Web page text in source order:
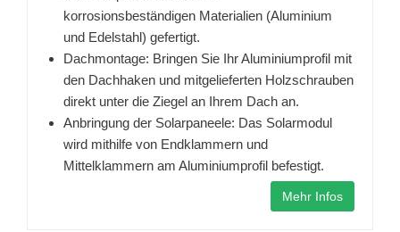
korrosionsbeständigen Materialien (Aluminium
und Edelstahl) gefertigt.
Dachmontage: Bringen Sie Ihr Aluminiumprofil mit
den Dachhaken und mitgelieferten Holzschrauben
direkt unter die Ziegel an Ihrem Dach an.
Anbringung der Solarpaneele: Das Solarmodul
wird mithilfe von Endklammern und
Mittelklammern am Aluminiumprofil befestigt.
Mehr Infos